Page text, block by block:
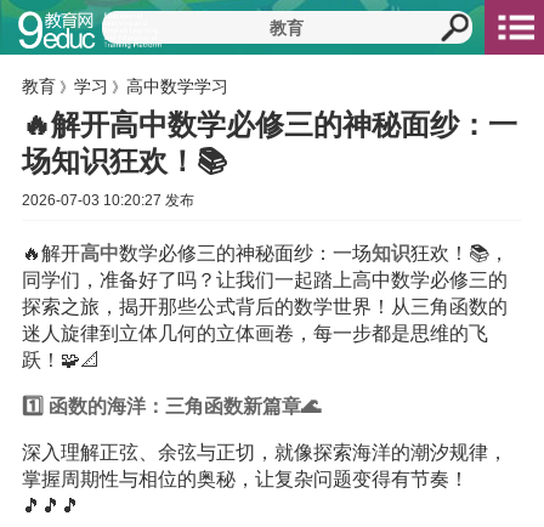
教育 》 学习 》 高中数学学习
🔥解开高中数学必修三的神秘面纱：一
场知识狂欢！📚
2026-07-03 10:20:27 发布
🔥解开高中数学必修三的神秘面纱：一场知识狂欢！📚，
同学们，准备好了吗？让我们一起踏上高中数学必修三的
探索之旅，揭开那些公式背后的数学世界！从三角函数的
迷人旋律到立体几何的立体画卷，每一步都是思维的飞
跃！🧩📐
1️⃣ 函数的海洋：三角函数新篇章🌊
深入理解正弦、余弦与正切，就像探索海洋的潮汐规律，
掌握周期性与相位的奥秘，让复杂问题变得有节奏！
🎵🎵🎵